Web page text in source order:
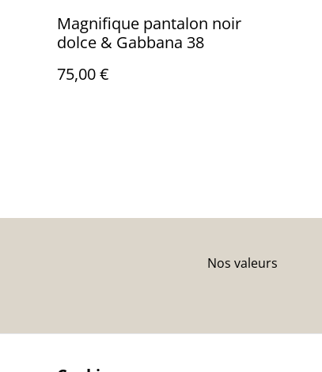
Magnifique pantalon noir
dolce & Gabbana 38
75,00 €
Nos valeurs